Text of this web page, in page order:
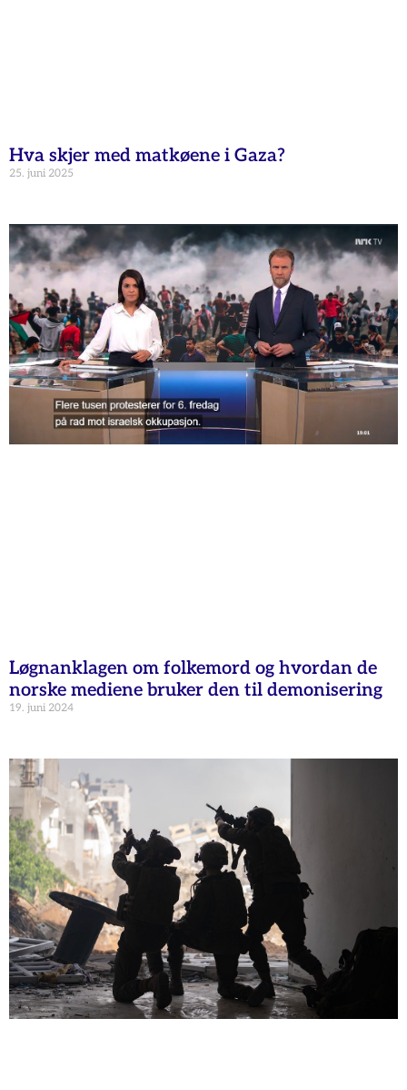
Hva skjer med matkøene i Gaza?
25. juni 2025
Løgnanklagen om folkemord og hvordan de
norske mediene bruker den til demonisering
19. juni 2024